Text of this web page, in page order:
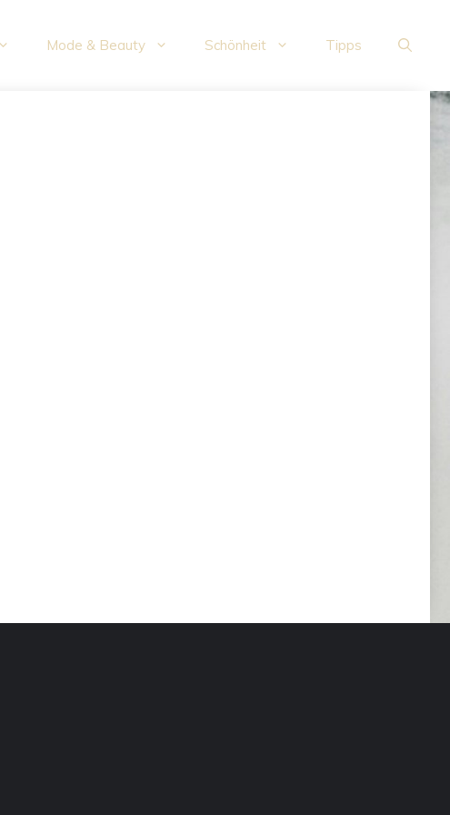
Mode & Beauty Schönheit Tipps